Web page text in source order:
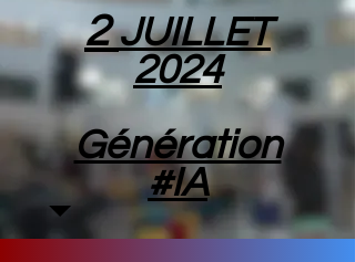
2JUILLET
2024
Génération
#IA